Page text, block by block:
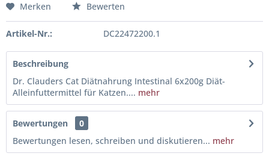
Merken Bewerten
Artikel-Nr.: DC22472200.1
Beschreibung
Dr. Clauders Cat Diätnahrung Intestinal 6x200g Diät-
Alleinfuttermittel für Katzen.... mehr
Bewertungen
0
Bewertungen lesen, schreiben und diskutieren... mehr